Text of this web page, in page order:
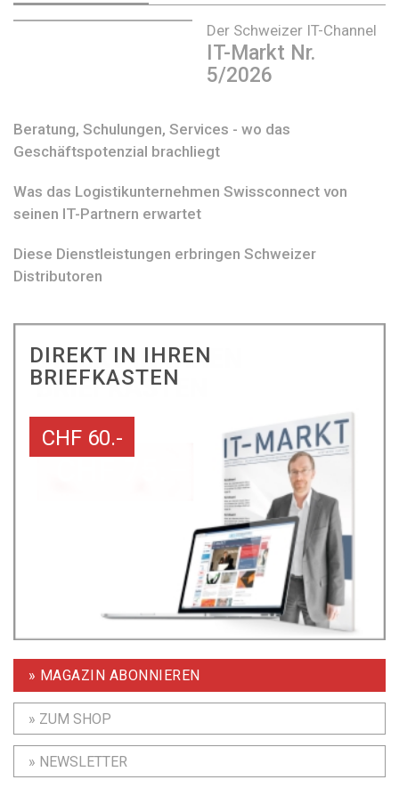
Der Schweizer IT-Channel
IT-Markt Nr.
5/2026
Beratung, Schulungen, Services - wo das
Geschäftspotenzial brachliegt
Was das Logistikunternehmen Swissconnect von
seinen IT-Partnern erwartet
Diese Dienstleistungen erbringen Schweizer
Distributoren
DIREKT IN IHREN
BRIEFKASTEN
CHF 60.-
» MAGAZIN ABONNIEREN
» ZUM SHOP
» NEWSLETTER